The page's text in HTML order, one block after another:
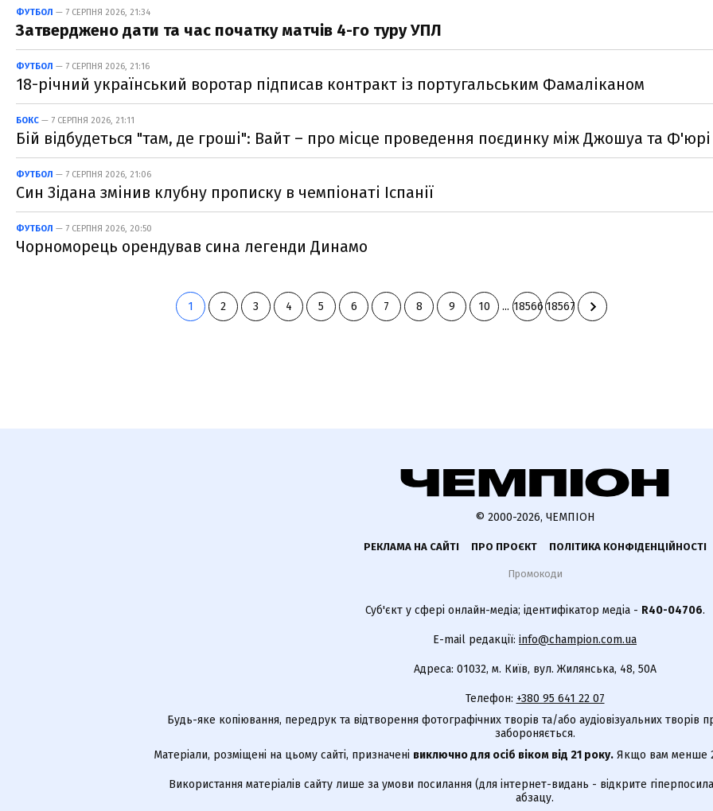
ФУТБОЛ — 7 СЕРПНЯ 2026, 21:34
Затверджено дати та час початку матчів 4-го туру УПЛ
ФУТБОЛ — 7 СЕРПНЯ 2026, 21:16
18-річний український воротар підписав контракт із португальським Фамаліканом
БОКС — 7 СЕРПНЯ 2026, 21:11
Бій відбудеться "там, де гроші": Вайт – про місце проведення поєдинку між Джошуа та Ф'юрі
ФУТБОЛ — 7 СЕРПНЯ 2026, 21:06
Син Зідана змінив клубну прописку в чемпіонаті Іспанії
ФУТБОЛ — 7 СЕРПНЯ 2026, 20:50
Чорноморець орендував сина легенди Динамо
1 2 3 4 5 6 7 8 9 10 ... 18566 18567
© 2000-2026, ЧЕМПІОН
РЕКЛАМА НА САЙТІ ПРО ПРОЄКТ ПОЛІТИКА КОНФІДЕНЦІЙНОСТІ
Промокоди
Суб'єкт у сфері онлайн-медіа; ідентифікатор медіа - R40-04706.
E-mail редакції: info@champion.com.ua
Адреса: 01032, м. Київ, вул. Жилянська, 48, 50А
Телефон: +380 95 641 22 07
Будь-яке копіювання, передрук та відтворення фотографічних творів та/або аудіовізуальних
забороняється.
Матеріали, розміщені на цьому сайті, призначені виключно для осіб віком від 21 року. Якщо вам менше
Використання матеріалів сайту лише за умови посилання (для інтернет-видань - відкрите
абзацу.